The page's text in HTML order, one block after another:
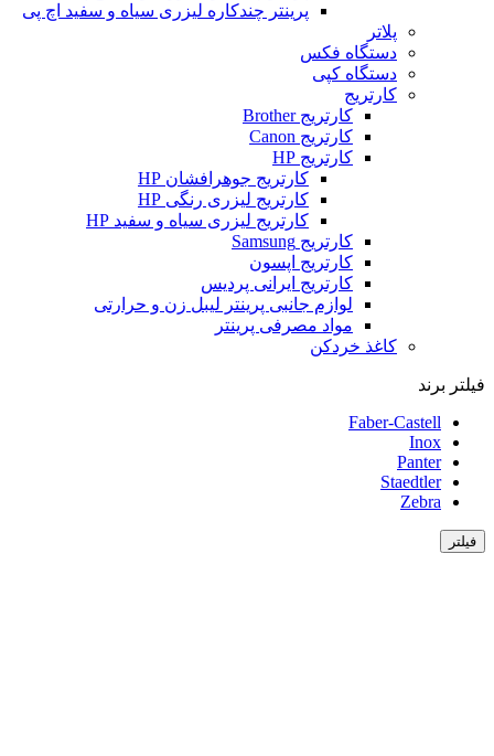
پرینتر چندکاره لیزری سیاه و سفید اچ پی
پلاتر
دستگاه فکس
دستگاه کپی
کارتریج
کارتریج Brother
کارتریج Canon
کارتریج HP
کارتریج جوهرافشان HP
کارتریج لیزری رنگی HP
کارتریج لیزری سیاه و سفید HP
کارتریج Samsung
کارتریج اپسون
کارتریج ایرانی پردیس
لوازم جانبی پرینتر لیبل زن و حرارتی
مواد مصرفی پرینتر
کاغذ خردکن
فیلتر برند
Faber-Castell
Inox
Panter
Staedtler
Zebra
فیلتر